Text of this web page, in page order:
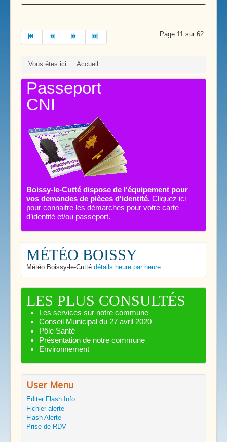
Page 11 sur 62
Vous êtes ici : Accueil
Passeport
CNI
Boissy-le-Cutté dispose de l'équipement pour
vos demandes de pièces d'identité. Cliquez ici
pour connaitre les démarches pour votre carte
d’identité et/ou passeport.
MÉTÉO BOISSY
Météo Boissy-le-Cutté détails heure par heure
LES PLUS CONSULTÉS
Les services sur notre commune
Conseil Municipal du 27 avril 2020
Pôle Santé
Présentation de notre commune
Environnement
User Menu
Editer Flash Info
Fichier alerte
Flash Alerte
Prise de RDV